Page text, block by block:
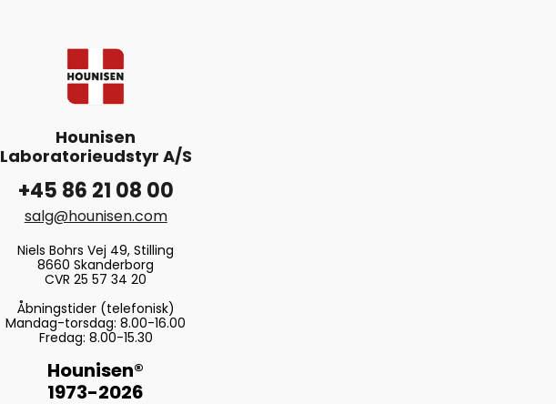
Hounisen
Laboratorieudstyr A/S
+45 86 21 08 00
salg@hounisen.com
Niels Bohrs Vej 49, Stilling
8660 Skanderborg
CVR 25 57 34 20
Åbningstider (telefonisk)
Mandag-torsdag: 8.00-16.00
Fredag: 8.00-15.30
Hounisen®
1973-2026